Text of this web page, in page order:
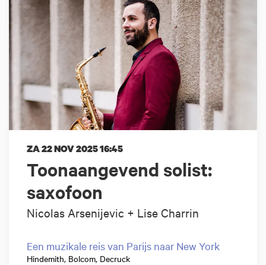
Toonaangevend solist:
saxofoon
Nicolas Arsenijevic + Lise Charrin
ZA 22 NOV 202516:45
Een muzikale reis van Parijs naar New York
Hindemith, Bolcom, Decruck